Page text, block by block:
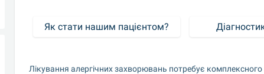
Як стати нашим пацієнтом?
Лікування алергічних захворювань потребує комплексного